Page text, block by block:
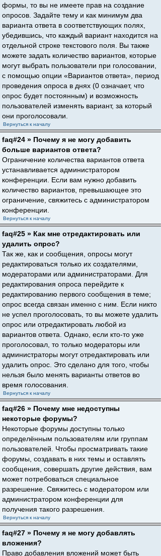
формы, то вы не имеете прав на создание
опросов. Задайте тему и как минимум два
варианта ответа в соответствующих полях,
убедившись, что каждый вариант находится на
отдельной строке текстового поля. Вы также
можете задать количество вариантов, которые
могут выбрать пользователи при голосовании,
с помощью опции «Вариантов ответа», период
проведения опроса в днях (0 означает, что
опрос будет постоянным) и возможность
пользователей изменять вариант, за который
они проголосовали.
Вернуться к началу
faq#24 » Почему я не могу добавить
больше вариантов ответа?
Ограничение количества вариантов ответа
устанавливается администратором
конференции. Если вам нужно добавить
количество вариантов, превышающее это
ограничение, свяжитесь с администратором
конференции.
Вернуться к началу
faq#25 » Как мне отредактировать или
удалить опрос?
Так же, как и сообщения, опросы могут
редактироваться только их создателями,
модераторами или администраторами. Для
редактирования опроса перейдите к
редактированию первого сообщения в теме;
опрос всегда связан именно с ним. Если никто
не успел проголосовать, то вы можете удалить
опрос или отредактировать любой из
вариантов ответа. Однако, если кто-то уже
проголосовал, то только модераторы или
администраторы могут отредактировать или
удалить опрос. Это сделано для того, чтобы
нельзя было менять варианты ответов во
время голосования.
Вернуться к началу
faq#26 » Почему мне недоступны
некоторые форумы?
Некоторые форумы доступны только
определённым пользователям или группам
пользователей. Чтобы просматривать такие
форумы, создавать в них темы и оставлять
сообщения, совершать другие действия, вам
может потребоваться специальное
разрешение. Свяжитесь с модератором или
администратором конференции для
получения такого разрешения.
Вернуться к началу
faq#27 » Почему я не могу добавлять
вложения?
Право добавления вложений может быть